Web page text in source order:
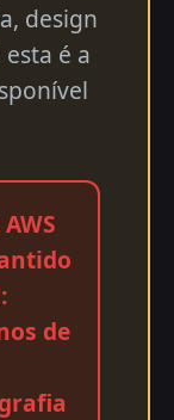
design
esta é a
de